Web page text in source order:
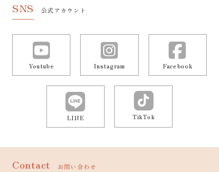
SNS 公式アカウント
Youtube Instagram Facebook
LINE TikTok
Contact お問い合わせ